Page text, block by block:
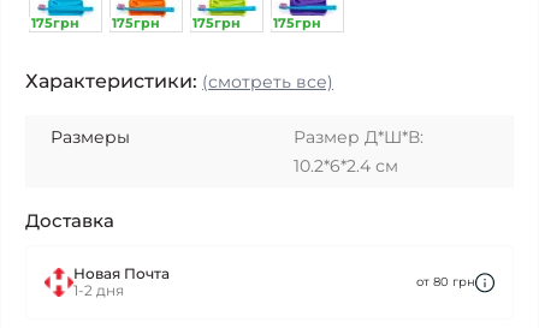
175грн 175грн 175грн 175грн
Характеристики: (смотреть все)
Размеры
Размер Д*Ш*В:
10.2*6*2.4 см
Доставка
Новая Почта
1-2 дня
от 80 грн